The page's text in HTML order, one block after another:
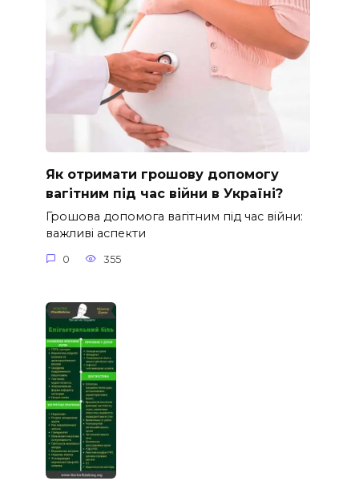
Як отримати грошову допомогу
вагітним під час війни в Україні?
Грошова допомога вагітним під час війни:
важливі аспекти
0 355